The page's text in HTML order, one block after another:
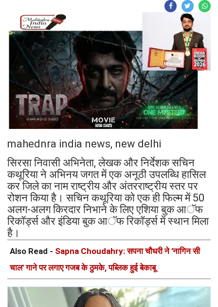
mahednra india news, new delhi
सिरसा निवासी अभिनेता, लेखक और निर्देशक सचिन
कथूरिया ने अभिनय जगत में एक अनूठी उपलब्धि हासिल
कर जिले का नाम राष्ट्रीय और अंतरराष्ट्रीय स्तर पर
रोशन किया है। सचिन कथूरिया को एक ही फिल्म में 50
अलग-अलग किरदार निभाने के लिए एशिया बुक आॅफ
रिकॉर्ड्स और इंडिया बुक आॅफ रिकॉर्ड्स में स्थान मिला
है।
Also Read - Sapna Choudahry: सपना चौधरी ने 'नागिन सी
चाल' गाने पर लगाए गजब के ठुमके, पब्लिक हुई बेकाबू